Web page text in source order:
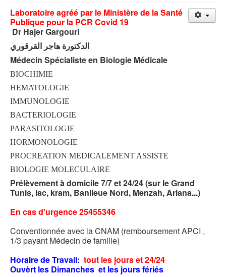
Laboratoire agréé par le Ministère de la Santé
Publique pour la PCR Covid 19
Dr Hajer Gargouri
الدكتورة هاجر القرقوري
Médecin Spécialiste en Biologie Médicale
BIOCHIMIE
HEMATOLOGIE
IMMUNOLOGIE
BACTERIOLOGIE
PARASITOLOGIE
HORMONOLOGIE
PROCREATION MEDICALEMENT ASSISTE
BIOLOGIE MOLECULAIRE
Prélèvement à domicile 7/7 et 24/24 (sur le Grand
Tunis, lac, kram, Banlieue Nord, Menzah, Ariana...)
En cas d'urgence 25455346
Conventionnée avec la CNAM (remboursement APCI ,
1/3 payant Médecin de famille)
Horaire de Travail: tout les jours et 24/24
Ouvèrt les Dimanches et les jours fériés